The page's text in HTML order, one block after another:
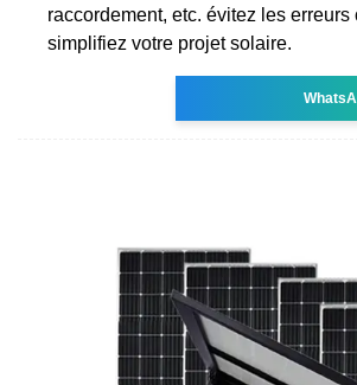
raccordement, etc. évitez les erreurs
simplifiez votre projet solaire.